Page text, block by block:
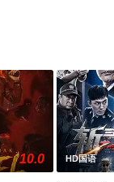
10.0 HD国语